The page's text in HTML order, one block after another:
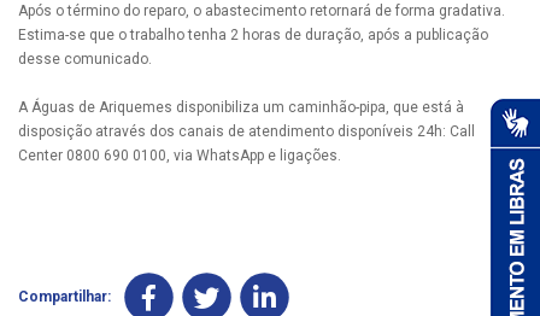
Após o término do reparo, o abastecimento retornará de forma gradativa.
Estima-se que o trabalho tenha 2 horas de duração, após a publicação
desse comunicado.
A Águas de Ariquemes disponibiliza um caminhão-pipa, que está à
disposição através dos canais de atendimento disponíveis 24h: Call
Center 0800 690 0100, via WhatsApp e ligações.
Compartilhar: